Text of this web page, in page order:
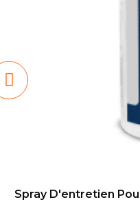
Spray D'entretien